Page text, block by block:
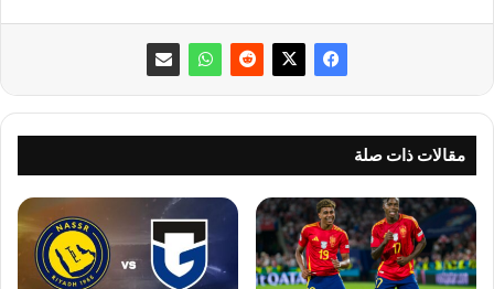
مقالات ذات صلة